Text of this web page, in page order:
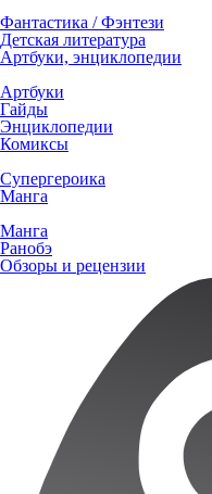
Фантастика / Фэнтези
Детская литература
Артбуки, энциклопедии
Артбуки
Гайды
Энциклопедии
Комиксы
Супергероика
Манга
Манга
Ранобэ
Обзоры и рецензии